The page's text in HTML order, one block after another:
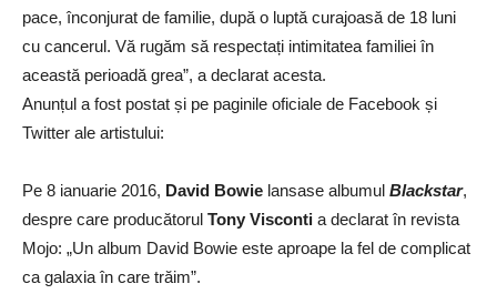
pace, înconjurat de familie, după o luptă curajoasă de 18 luni
cu cancerul. Vă rugăm să respectați intimitatea familiei în
această perioadă grea”, a declarat acesta.
Anunțul a fost postat și pe paginile oficiale de Facebook și
Twitter ale artistului:
Pe 8 ianuarie 2016, David Bowie lansase albumul Blackstar,
despre care producătorul Tony Visconti a declarat în revista
Mojo: „Un album David Bowie este aproape la fel de complicat
ca galaxia în care trăim”.